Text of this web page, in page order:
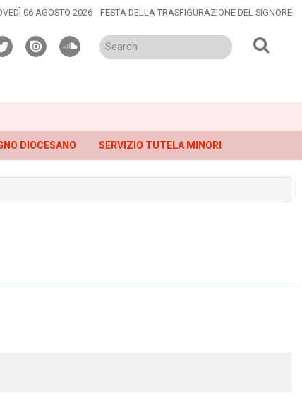
06 AGOSTO 2026 FESTA DELLA TRASFIGURAZIONE DEL SIGNORE
twitterissuusoundcloud
DIOCESANO SERVIZIO TUTELA MINORI